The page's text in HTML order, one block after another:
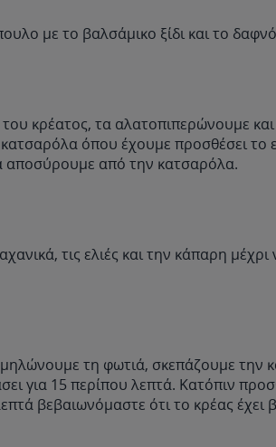
με το βαλσάμικο ξίδι και το
κρέατος, τα αλατοπιπερώνουμε
όπου έχουμε προσθέσει το
αποσύρουμε από την κατσαρόλα.
τις ελιές και την κάπαρη μέχρι
τη φωτιά, σκεπάζουμε την
για 15 περίπου λεπτά. Κατόπιν
βεβαιωνόμαστε ότι το κρέας έχει